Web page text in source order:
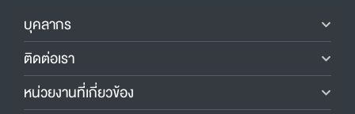
บุคลากร
ติดต่อเรา
หน่วยงานที่เกี่ยวข้อง